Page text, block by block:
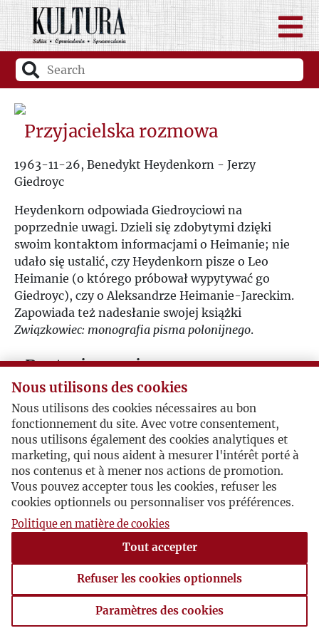
Przyjacielska rozmowa
1963-11-26, Benedykt Heydenkorn - Jerzy
Giedroyc
Heydenkorn odpowiada Giedroyciowi na
poprzednie uwagi. Dzieli się zdobytymi dzięki
swoim kontaktom informacjami o Heimanie; nie
udało się ustalić, czy Heydenkorn pisze o Leo
Heimanie (o którego próbował wypytywać go
Giedroyc), czy o Aleksandrze Heimanie-Jareckim.
Zapowiada też nadesłanie swojej książki
Związkowiec: monografia pisma polonijnego.
Postacie powiązane
Bohater:Jan Bielatowicz
Bohater:Józef Czapski
Bohater:
Maria (Maja) Prądzyńska
Bohater:Zofia Hertz
Bohater:Zygmunt Haupt
Bohater:Franciszka Toruńczyk
Bohater:
Adam Bromke
Nous utilisons des cookies
Nous utilisons des cookies nécessaires au bon
fonctionnement du site. Avec votre consentement,
nous utilisons également des cookies analytiques et
marketing, qui nous aident à mesurer l'intérêt porté à
nos contenus et à mener nos actions de promotion.
Vous pouvez accepter tous les cookies, refuser les
cookies optionnels ou personnaliser vos préférences.
Politique en matière de cookies
Tout accepter
Refuser les cookies optionnels
Paramètres des cookies
Paramètres des cookies